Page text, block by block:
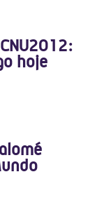
hoje